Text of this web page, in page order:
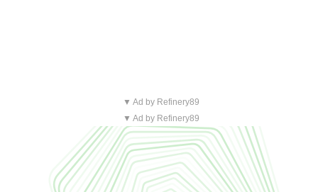
▼ Ad by Refinery89
▼ Ad by Refinery89